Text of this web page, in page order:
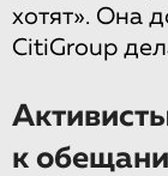
хотят». Она
CitiGroup
к